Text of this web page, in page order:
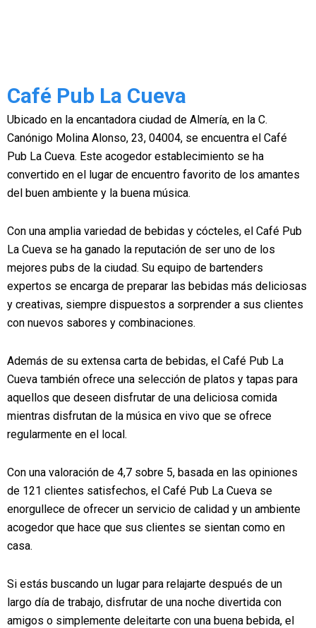
Café Pub La Cueva
Ubicado en la encantadora ciudad de Almería, en la C.
Canónigo Molina Alonso, 23, 04004, se encuentra el Café
Pub La Cueva. Este acogedor establecimiento se ha
convertido en el lugar de encuentro favorito de los amantes
del buen ambiente y la buena música.
Con una amplia variedad de bebidas y cócteles, el Café Pub
La Cueva se ha ganado la reputación de ser uno de los
mejores pubs de la ciudad. Su equipo de bartenders
expertos se encarga de preparar las bebidas más deliciosas
y creativas, siempre dispuestos a sorprender a sus clientes
con nuevos sabores y combinaciones.
Además de su extensa carta de bebidas, el Café Pub La
Cueva también ofrece una selección de platos y tapas para
aquellos que deseen disfrutar de una deliciosa comida
mientras disfrutan de la música en vivo que se ofrece
regularmente en el local.
Con una valoración de 4,7 sobre 5, basada en las opiniones
de 121 clientes satisfechos, el Café Pub La Cueva se
enorgullece de ofrecer un servicio de calidad y un ambiente
acogedor que hace que sus clientes se sientan como en
casa.
Si estás buscando un lugar para relajarte después de un
largo día de trabajo, disfrutar de una noche divertida con
amigos o simplemente deleitarte con una buena bebida, el